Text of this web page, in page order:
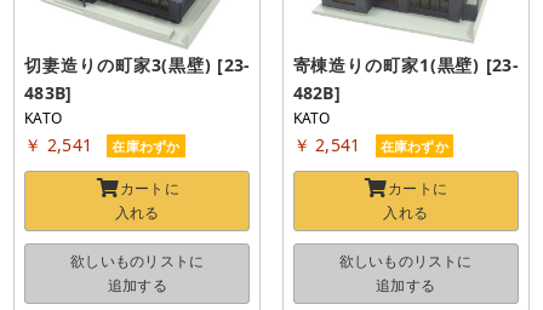
切妻造りの町家3(黒壁) [23-
483B]
KATO
￥ 2,541 在庫わずか
カートに
入れる
欲しいものリストに
追加する
寄棟造りの町家1(黒壁) [23-
482B]
KATO
￥ 2,541 在庫わずか
カートに
入れる
欲しいものリストに
追加する